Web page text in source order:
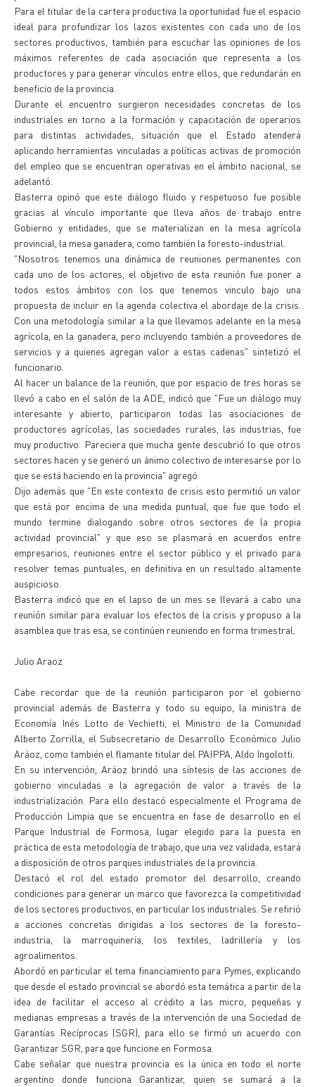
Para el titular de la cartera productiva la oportunidad fue el espacio
ideal para profundizar los lazos existentes con cada uno de los
sectores productivos, también para escuchar las opiniones de los
máximos referentes de cada asociación que representa a los
productores y para generar vínculos entre ellos, que redundarán en
beneficio de la provincia.
Durante el encuentro surgieron necesidades concretas de los
industriales en torno a la formación y capacitación de operarios
para distintas actividades, situación que el Estado atenderá
aplicando herramientas vinculadas a políticas activas de promoción
del empleo que se encuentran operativas en el ámbito nacional, se
adelantó.
Basterra opinó que este diálogo fluido y respetuoso fue posible
gracias al vínculo importante que lleva años de trabajo entre
Gobierno y entidades, que se materializan en la mesa agrícola
provincial, la mesa ganadera, como también la foresto-industrial.
"Nosotros tenemos una dinámica de reuniones permanentes con
cada uno de los actores, el objetivo de esta reunión fue poner a
todos estos ámbitos con los que tenemos vinculo bajo una
propuesta de incluir en la agenda colectiva el abordaje de la crisis.
Con una metodología similar a la que llevamos adelante en la mesa
agrícola, en la ganadera, pero incluyendo también a proveedores de
servicios y a quienes agregan valor a estas cadenas" sintetizó el
funcionario.
Al hacer un balance de la reunión, que por espacio de tres horas se
llevó a cabo en el salón de la ADE, indicó que "Fue un diálogo muy
interesante y abierto, participaron todas las asociaciones de
productores agrícolas, las sociedades rurales, las industrias, fue
muy productivo. Pareciera que mucha gente descubrió lo que otros
sectores hacen y se generó un ánimo colectivo de interesarse por lo
que se está haciendo en la provincia" agregó.
Dijo además que "En este contexto de crisis esto permitió un valor
que está por encima de una medida puntual, que fue que todo el
mundo termine dialogando sobre otros sectores de la propia
actividad provincial" y que eso se plasmará en acuerdos entre
empresarios, reuniones entre el sector público y el privado para
resolver temas puntuales, en definitiva en un resultado altamente
auspicioso.
Basterra indicó que en el lapso de un mes se llevará a cabo una
reunión similar para evaluar los efectos de la crisis y propuso a la
asamblea que tras esa, se continúen reuniendo en forma trimestral.
Julio Araoz
Cabe recordar que de la reunión participaron por el gobierno
provincial además de Basterra y todo su equipo, la ministra de
Economía Inés Lotto de Vechietti, el Ministro de la Comunidad
Alberto Zorrilla, el Subsecretario de Desarrollo Económico Julio
Aráoz, como también el flamante titular del PAIPPA, Aldo Ingolotti.
En su intervención, Aráoz brindó una síntesis de las acciones de
gobierno vinculadas a la agregación de valor a través de la
industrialización. Para ello destacó especialmente el Programa de
Producción Limpia que se encuentra en fase de desarrollo en el
Parque Industrial de Formosa, lugar elegido para la puesta en
práctica de esta metodología de trabajo, que una vez validada, estará
a disposición de otros parques industriales de la provincia.
Destacó el rol del estado promotor del desarrollo, creando
condiciones para generar un marco que favorezca la competitividad
de los sectores productivos, en particular los industriales. Se refirió
a acciones concretas dirigidas a los sectores de la foresto-
industria, la marroquinería, los textiles, ladrillería y los
agroalimentos.
Abordó en particular el tema financiamiento para Pymes, explicando
que desde el estado provincial se abordó esta temática a partir de la
idea de facilitar el acceso al crédito a las micro, pequeñas y
medianas empresas a través de la intervención de una Sociedad de
Garantías Recíprocas (SGR), para ello se firmó un acuerdo con
Garantizar SGR, para que funcione en Formosa.
Cabe señalar que nuestra provincia es la única en todo el norte
argentino donde funciona Garantizar, quien se sumará a la